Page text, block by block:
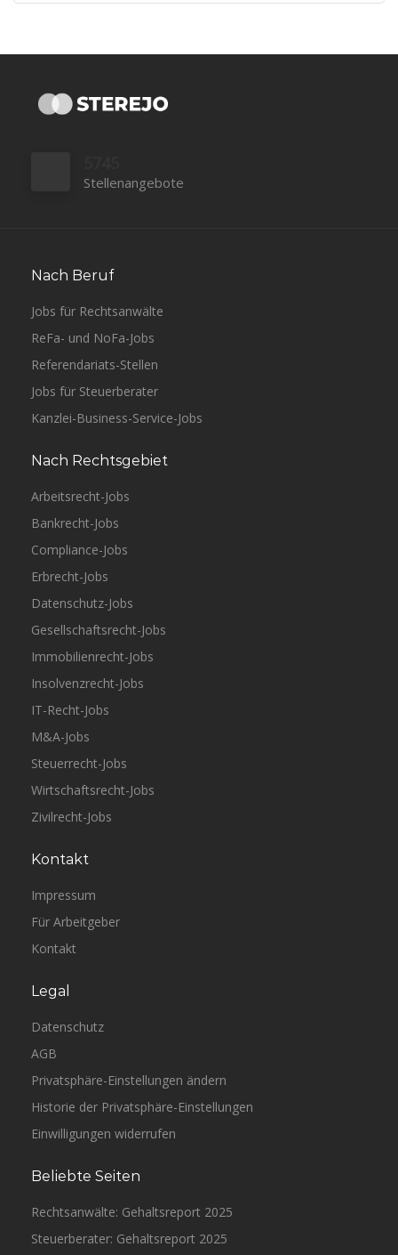
Stellenangebote
Nach Beruf
Jobs für Rechtsanwälte
ReFa- und NoFa-Jobs
Referendariats-Stellen
Jobs für Steuerberater
Kanzlei-Business-Service-Jobs
Nach Rechtsgebiet
Arbeitsrecht-Jobs
Bankrecht-Jobs
Compliance-Jobs
Erbrecht-Jobs
Datenschutz-Jobs
Gesellschaftsrecht-Jobs
Immobilienrecht-Jobs
Insolvenzrecht-Jobs
IT-Recht-Jobs
M&A-Jobs
Steuerrecht-Jobs
Wirtschaftsrecht-Jobs
Zivilrecht-Jobs
Kontakt
Impressum
Für Arbeitgeber
Kontakt
Legal
Datenschutz
AGB
Privatsphäre-Einstellungen ändern
Historie der Privatsphäre-Einstellungen
Einwilligungen widerrufen
Beliebte Seiten
Rechtsanwälte: Gehaltsreport 2025
Steuerberater: Gehaltsreport 2025